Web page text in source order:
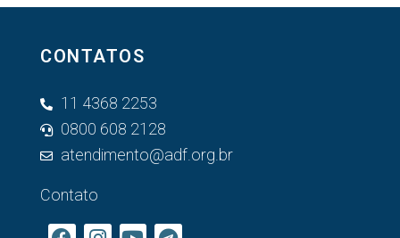
CONTATOS
11 4368 2253
0800 608 2128
atendimento@adf.org.br
Contato